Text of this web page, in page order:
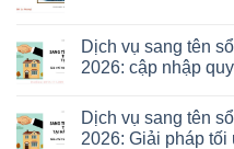
Dịch vụ sang tên
2026: cập nhập
Dịch vụ sang tên
2026: Giải pháp